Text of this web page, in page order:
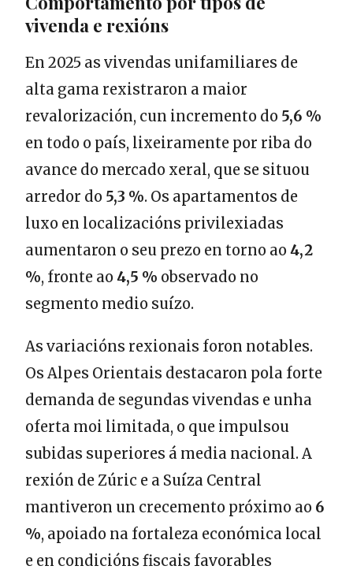
vivenda e rexións
En 2025 as vivendas unifamiliares de
alta gama rexistraron a maior
revalorización, cun incremento do 5,6 %
en todo o país, lixeiramente por riba do
avance do mercado xeral, que se situou
arredor do 5,3 %. Os apartamentos de
luxo en localizacións privilexiadas
aumentaron o seu prezo en torno ao4,2
%, fronte ao4,5 % observado no
segmento medio suízo.
As variacións rexionais foron notables.
Os Alpes Orientais destacaron pola forte
demanda de segundas vivendas e unha
oferta moi limitada, o que impulsou
subidas superiores á media nacional. A
rexión de Zúric e a Suíza Central
mantiveron un crecemento próximo ao 6
%, apoiado na fortaleza económica local
e en condicións fiscais favorables